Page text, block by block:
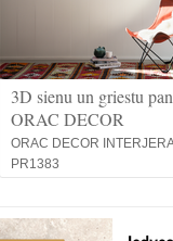
3D sienu un griestu
ORAC DECOR
ORAC DECOR
PR1383